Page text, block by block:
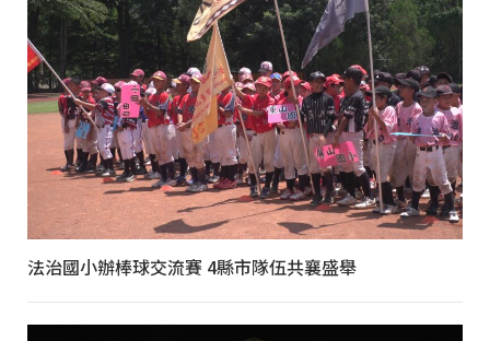
法治國小辦棒球交流賽 4縣市隊伍共襄盛舉